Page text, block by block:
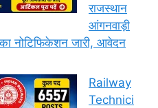
राजस्थान
आंगनवाड़ी
का नोटिफिकेशन जारी, आवेदन
Railway
Technici